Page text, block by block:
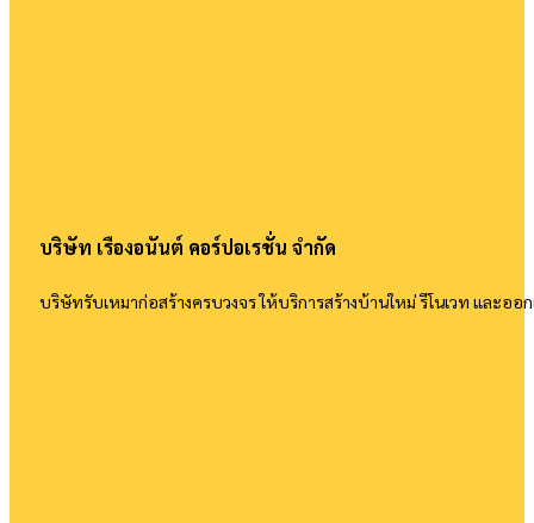
บริษัท เรืองอนันต์ คอร์ปอเรชั่น จำกัด
บริษัทรับเหมาก่อสร้างครบวงจร ให้บริการสร้างบ้านใหม่ รีโนเวท และ